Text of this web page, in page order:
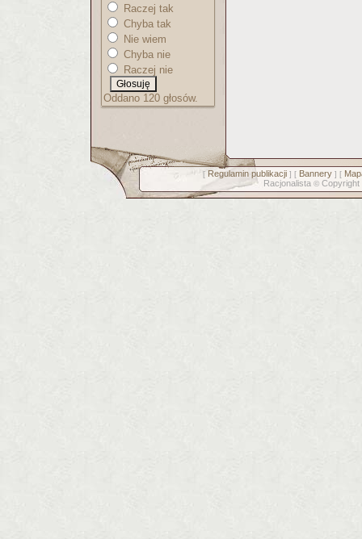
Raczej tak
Chyba tak
Nie wiem
Chyba nie
Raczej nie
Oddano 120 głosów.
[ Regulamin publikacji] [ Bannery] [
Racjonalista © Copyright